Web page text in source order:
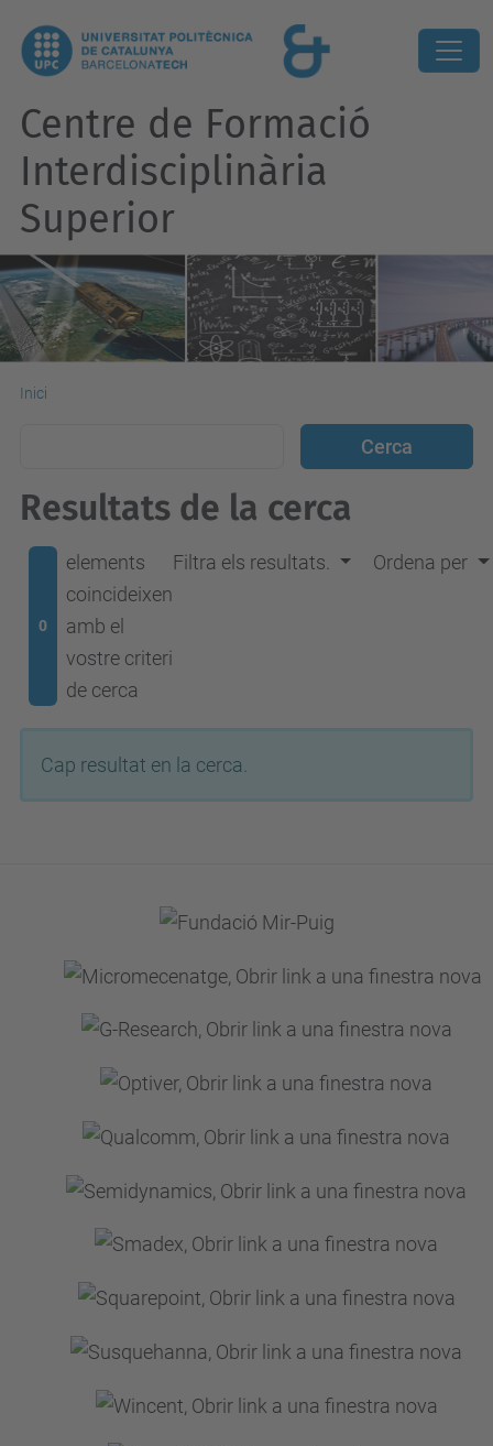
Centre de Formació
Interdisciplinària
Superior
Inici
Resultats de la cerca
0
elements
coincideixen
amb el
vostre criteri
de cerca
Filtra els resultats. Ordena per
Cap resultat en la cerca.